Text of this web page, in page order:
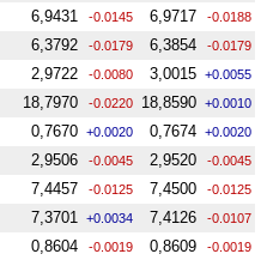
6,9431 -0.0145 6,9717 -0.0188
6,3792 -0.0179 6,3854 -0.0179
2,9722 -0.0080 3,0015 +0.0055
18,7970 -0.0220 18,8590 +0.0010
0,7670 +0.0020 0,7674 +0.0020
2,9506 -0.0045 2,9520 -0.0045
7,4457 -0.0125 7,4500 -0.0125
7,3701 +0.0034 7,4126 -0.0107
0,8604 -0.0019 0,8609 -0.0019